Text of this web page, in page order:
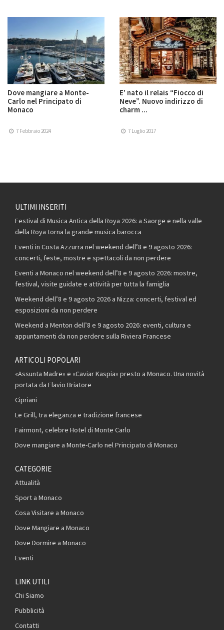
Dove mangiare a Monte-
Carlo nel Principato di
Monaco
7 Febbraio 2024
E’ nato il relais “Fiocco di
Neve”. Nuovo indirizzo di
charm ...
7 Luglio 2017
ULTIMI INSERITI
Festival di Musica Antica della Roya 2026: a Saorge e nella valle
della Roya torna la grande musica barocca
Eventi in Costa Azzurra nel weekend dell’8 e 9 agosto 2026:
concerti, feste, mostre e spettacoli da non perdere
Eventi a Monaco nel weekend dell’8 e 9 agosto 2026: mostre,
festival, visite guidate e attività per tutta la famiglia
Weekend dell’8 e 9 agosto 2026 a Nizza: concerti, festival ed
esposizioni da non perdere
Weekend a Menton dell’8 e 9 agosto 2026: eventi, cultura e
appuntamenti da non perdere sulla Riviera Francese
ARTICOLI POPOLARI
«Assunta Madre» e «Caviar Kaspia» presto a Monaco. Una novità
portata da Flavio Briatore
Cipriani
Le Grill, tra eleganza e tradizione francese
Fairmont, celebre Hotel di Monte Carlo
Dove mangiare a Monte-Carlo nel Principato di Monaco
CATEGORIE
Attualità
Sport a Monaco
Cosa Visitare a Monaco
Dove Mangiare a Monaco
Dove Dormire a Monaco
Eventi
LINK UTILI
Chi Siamo
Pubblicità
Contatti